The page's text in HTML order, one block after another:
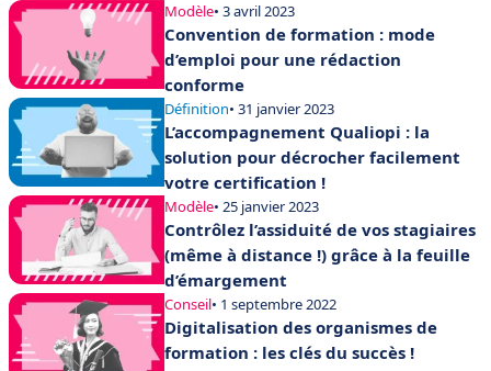
Modèle• 3 avril 2023
Convention de formation : mode
d’emploi pour une rédaction
conforme
Définition• 31 janvier 2023
L’accompagnement Qualiopi : la
solution pour décrocher facilement
votre certification !
Modèle• 25 janvier 2023
Contrôlez l’assiduité de vos stagiaires
(même à distance !) grâce à la feuille
d’émargement
Conseil• 1 septembre 2022
Digitalisation des organismes de
formation : les clés du succès !